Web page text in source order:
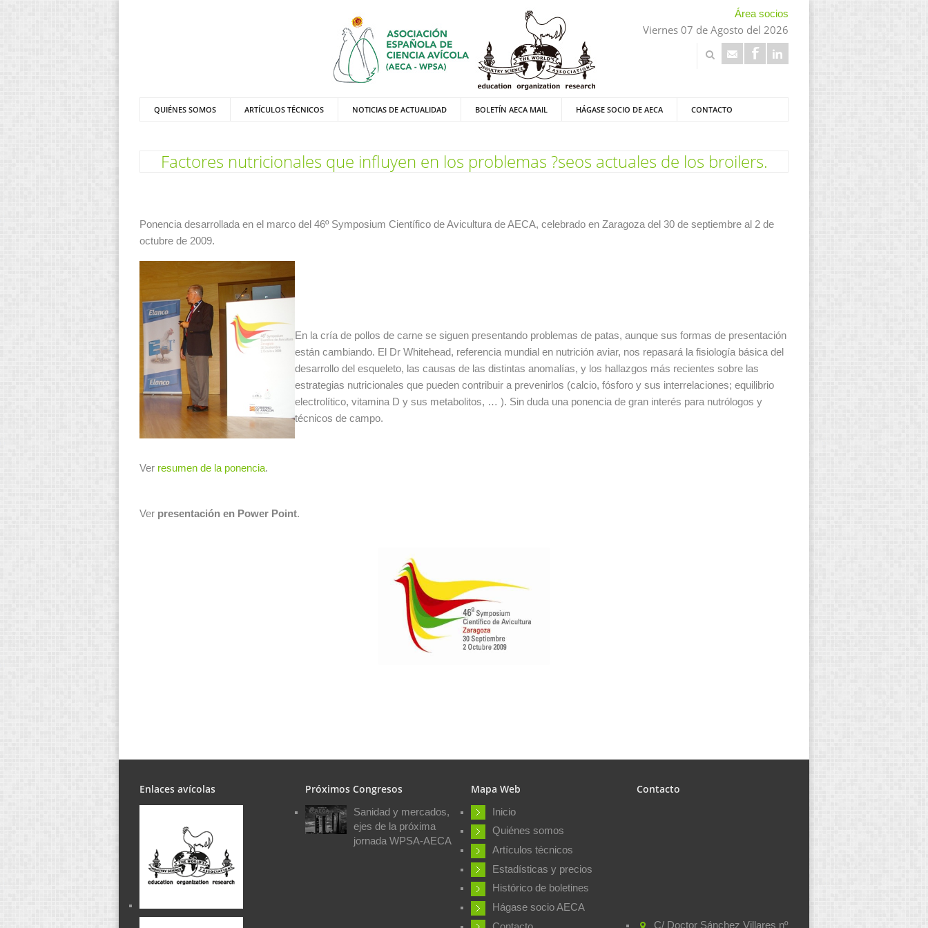
Área socios
Viernes 07 de Agosto del 2026
QUIÉNES SOMOS ARTÍCULOS TÉCNICOS NOTICIAS DE ACTUALIDAD BOLETÍN AECA MAIL HÁGASE SOCIO DE AECA CONTACTO
Factores nutricionales que influyen en los problemas ?seos actuales de los broilers.
Ponencia desarrollada en el marco del 46º Symposium Científico de Avicultura de AECA, celebrado en Zaragoza del 30 de septiembre al 2 de
octubre de 2009.
En la cría de pollos de carne se siguen presentando problemas de patas, aunque sus formas de presentación
están cambiando. El Dr Whitehead, referencia mundial en nutrición aviar, nos repasará la fisiología básica del
desarrollo del esqueleto, las causas de las distintas anomalías, y los hallazgos más recientes sobre las
estrategias nutricionales que pueden contribuir a prevenirlos (calcio, fósforo y sus interrelaciones; equilibrio
electrolítico, vitamina D y sus metabolitos, … ). Sin duda una ponencia de gran interés para nutrólogos y
técnicos de campo.
Ver resumen de la ponencia.
Ver presentación en Power Point.
Enlaces avícolas Próximos Congresos
Sanidad y mercados,
ejes de la próxima
jornada WPSA-AECA
Mapa Web
Inicio
Quiénes somos
Artículos técnicos
Estadísticas y precios
Histórico de boletines
Hágase socio AECA
Contacto
C/ Doctor Sánchez Villares nº